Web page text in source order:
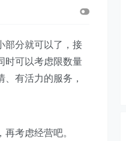
部分就可以了，接
时可以考虑限数量
有活力的服务，
考虑经营吧。